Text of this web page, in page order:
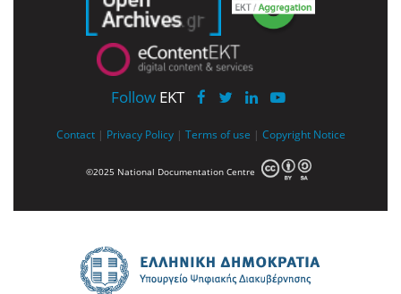
Follow EKT
Contact | Privacy Policy | Terms of use | Copyright Notice
©2025 National Documentation Centre